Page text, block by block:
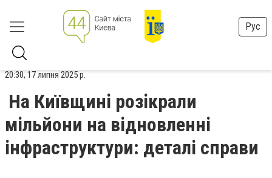
Рус
20:30, 17 липня 2025 р.
На Київщині розікрали
мільйони на відновленні
інфраструктури: деталі справи